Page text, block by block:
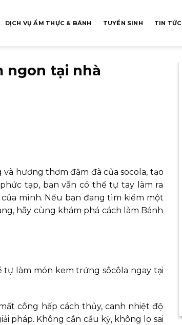
DỊCH VỤ ẨM THỰC & BÁNH TUYỂN SINH TIN TỨC
ngon tại nhà
hương thơm đậm đà của socola, tạo
tạp, bạn vẫn có thể tự tay làm ra
mình. Nếu bạn đang tìm kiếm một
hãy cùng khám phá cách làm Bánh
làm món kem trứng sôcôla ngay tại
công hấp cách thủy, canh nhiệt độ
pháp. Không cần cầu kỳ, không lo sai